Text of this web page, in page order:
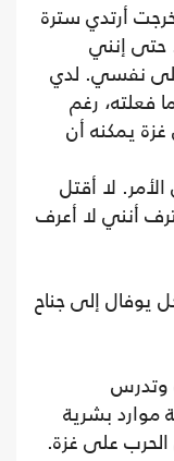
أرتدي سترة
حتى إنني
إلى نفسي. لدي
فعلته، رغم
يمكنه أن
لا أقتل
أنني لا أعرف
يوفال إلى جناح
وتدرس
موارد بشرية
على غزة.